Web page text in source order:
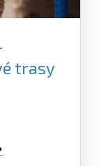
trasy